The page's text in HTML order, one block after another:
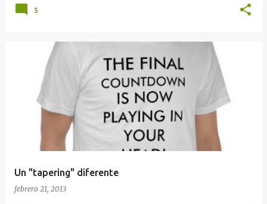
5
Un "tapering" diferente
febrero 21, 2013